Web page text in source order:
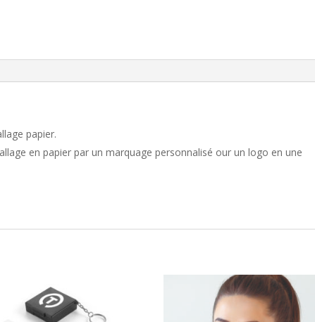
papier.
en papier par un marquage personnalisé our un logo en une